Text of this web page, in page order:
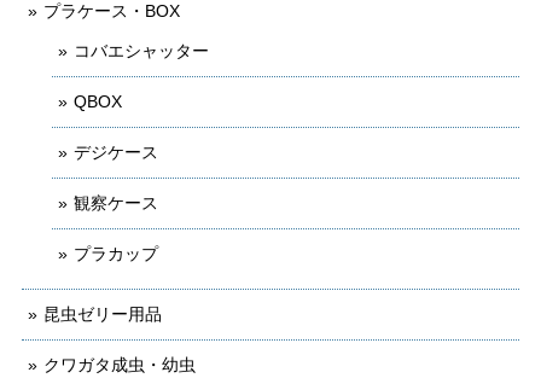
プラケース・BOX
コバエシャッター
QBOX
デジケース
観察ケース
プラカップ
昆虫ゼリー用品
クワガタ成虫・幼虫